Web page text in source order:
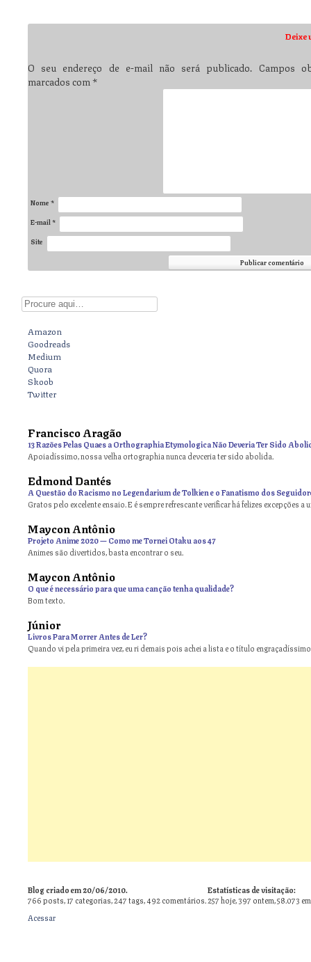
Deixe
O seu endereço de e-mail não será publicado. Campos
marcados com*
Nome *
E-mail*
Site
Digite aqui
Amazon
Goodreads
Medium
Quora
Skoob
Twitter
Francisco Aragão
13 Razões Pelas Quaes a Orthographia Etymologica Não Deveria Ter Sido
Apoiadíssimo, nossa velha ortographia nunca devceria ter sido abolida.
Edmond Dantés
A Questão do Racismo no Legendarium de Tolkien e o Fanatismo dos
Gratos pelo excelente ensaio. E é sempre refrescante verificar há felizes excepções a
Maycon Antônio
Projeto Anime 2020 — Como me Tornei Otaku aos 47
Animes são divertidos, basta encontrar o seu.
Maycon Antônio
O que é necessário para que uma canção tenha qualidade?
Bom texto.
Júnior
Livros Para Morrer Antes de Ler?
Quando vi pela primeira vez, eu ri demais pois achei a lista e o título
Blog criado em 20/06/2010.
766posts,17 categorias,247tags,492comentários.
Estatísticas de visitação:
257 hoje, 397 ontem, 58.073
Acessar